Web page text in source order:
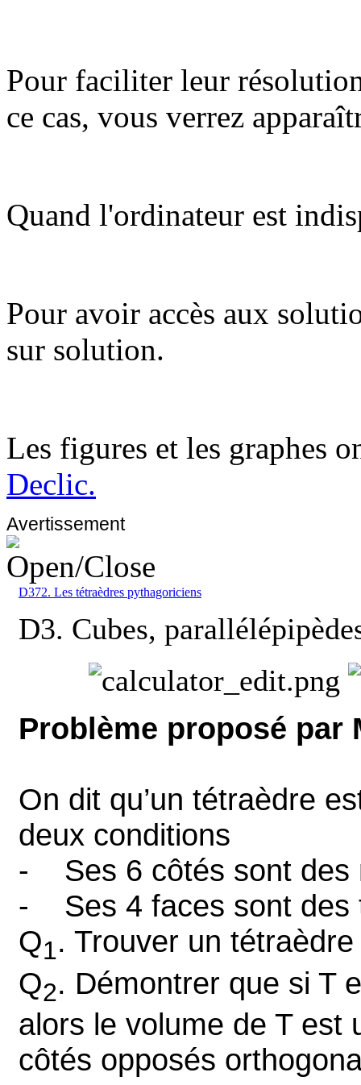
Pour faciliter leur
ce cas, vous verrez
Quand l'ordinateur est
Pour avoir accès aux
sur solution.
Les figures et les graphes
Declic.
Avertissement
D372. Les tétraèdres pythagoriciens
D3. Cubes,
Problème proposé par
On dit qu’un tétraèdre
deux conditions
- Ses 6 côtés sont des
- Ses 4 faces sont des
Q1. Trouver un
Q2. Démontrer que si T
alors le volume de T est
côtés opposés